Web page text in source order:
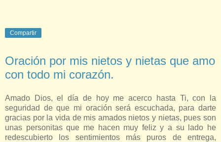
Compartir
Oración por mis nietos y nietas que amo
con todo mi corazón.
Amado Dios, el día de hoy me acerco hasta Ti, con la
seguridad de que mi oración será escuchada, para darte
gracias por la vida de mis amados nietos y nietas, pues son
unas personitas que me hacen muy feliz y a su lado he
redescubierto los sentimientos más puros de entrega,